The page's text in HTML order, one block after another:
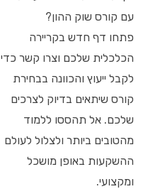
עם קורס שוק ההון?
פתחו דף חדש בקריירה
הכלכלית שלכם וצרו קשר כדי
לקבל ייעוץ והכוונה בבחירת
קורס שיתאים בדיוק לצרכים
שלכם. אל תהססו ללמוד
מהטובים ביותר ולצלול לעולם
ההשקעות באופן מושכל
ומקצועי.